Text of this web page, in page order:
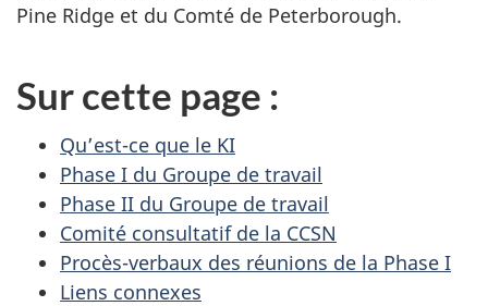
Pine Ridge et du Comté de Peterborough.
Sur cette page :
Qu’est-ce que le KI
Phase I du Groupe de travail
Phase II du Groupe de travail
Comité consultatif de la CCSN
Procès-verbaux des réunions de la Phase I
Liens connexes